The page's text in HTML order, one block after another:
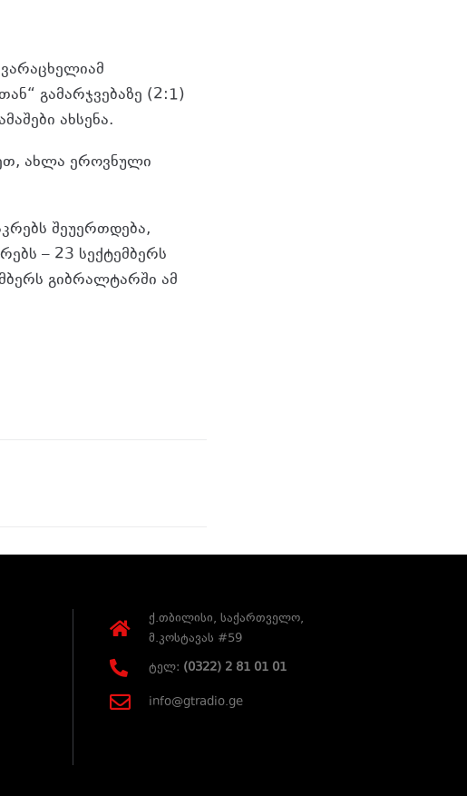
გამარჯვებაზე (2:1)
ახსენა.
ახლა ეროვნული
შეუერთდება,
– 23 სექტემბერს
გიბრალტარში ამ
ქ.თბილისი, საქართველო,
მ.კოსტავას #59
ტელ: (0322) 2 81 01 01
info@gtradio.ge